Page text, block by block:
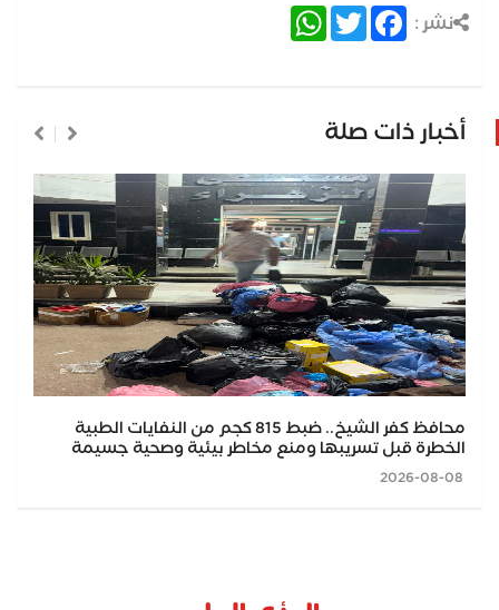
نشر : Facebook
Twitter
WhatsApp
أخبار ذات صلة
محافظ كفر الشيخ.. ضبط 815 كجم من النفايات الطبية
الخطرة قبل تسريبها ومنع مخاطر بيئية وصحية جسيمة